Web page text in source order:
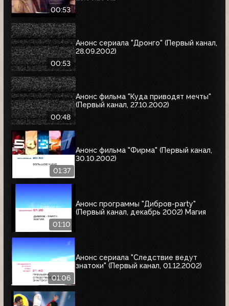
00:53
00:53
Анонс сериала "Дронго" (Первый канал,
28.09.2002)
00:48
Анонс фильма "Куда приводят мечты"
(Первый канал, 27.10.2002)
01:37
Анонс фильма "Фирма" (Первый канал,
30.10.2002)
01:10
Анонс программы "Дибров-party"
(Первый канал, декабрь 2002) Магия
01:06
Анонс сериала "Следствие ведут
знатоки" (Первый канал, 01.12.2002)